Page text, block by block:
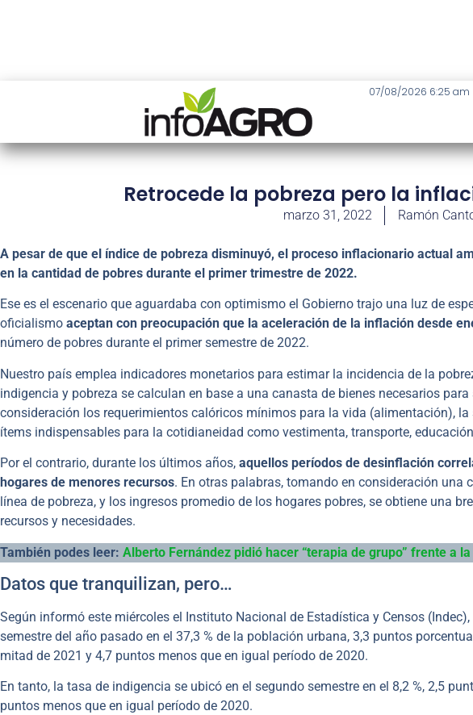
07/08/2026 6:25 am
Retrocede la pobreza pero la
marzo 31, 2022 Ramón
A pesar de que el índice de pobreza disminuyó, el proceso inflacionario actual
en la cantidad de pobres durante el primer trimestre de 2022.
Ese es el escenario que aguardaba con optimismo el Gobierno trajo una luz de
oficialismo aceptan con preocupación que la aceleración de la inflación desde
número de pobres durante el primer semestre de 2022.
Nuestro país emplea indicadores monetarios para estimar la incidencia de la
indigencia y pobreza se calculan en base a una canasta de bienes necesarios
consideración los requerimientos calóricos mínimos para la vida (alimentación),
ítems indispensables para la cotidianeidad como vestimenta, transporte,
Por el contrario, durante los últimos años, aquellos períodos de desinflación
hogares de menores recursos. En otras palabras, tomando en consideración una
línea de pobreza, y los ingresos promedio de los hogares pobres, se obtiene una
recursos y necesidades.
También podes leer: Alberto Fernández pidió hacer “terapia de grupo” frente a
Datos que tranquilizan, pero…
Según informó este miércoles el Instituto Nacional de Estadística y Censos
semestre del año pasado en el 37,3 % de la población urbana, 3,3 puntos
mitad de 2021 y 4,7 puntos menos que en igual período de 2020.
En tanto, la tasa de indigencia se ubicó en el segundo semestre en el 8,2 %, 2,5
puntos menos que en igual período de 2020.